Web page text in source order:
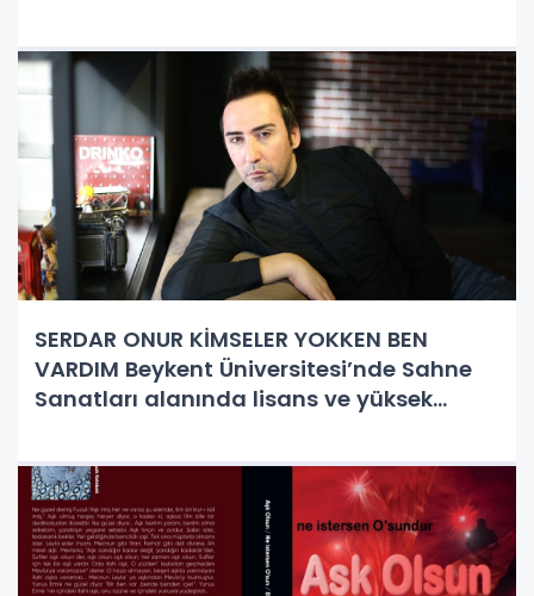
SERDAR ONUR KİMSELER YOKKEN BEN
VARDIM Beykent Üniversitesi’nde Sahne
Sanatları alanında lisans ve yüksek
Ankara’nın önemli müzik kurumlarında
çok değerli hoca